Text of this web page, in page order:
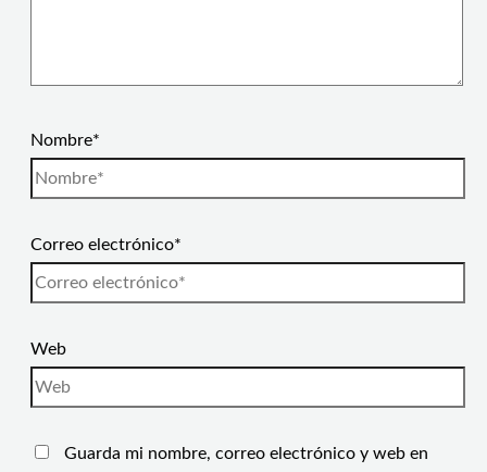
Nombre*
Correo electrónico*
Web
Guarda mi nombre, correo electrónico y web en